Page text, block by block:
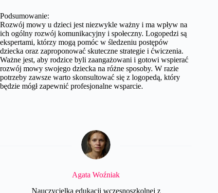
Podsumowanie:
Rozwój mowy u dzieci jest niezwykle ważny i ma wpływ na
ich ogólny rozwój komunikacyjny i społeczny. Logopedzi są
ekspertami, którzy mogą pomóc w śledzeniu postępów
dziecka oraz zaproponować skuteczne strategie i ćwiczenia.
Ważne jest, aby rodzice byli zaangażowani i gotowi wspierać
rozwój mowy swojego dziecka na różne sposoby. W razie
potrzeby zawsze warto skonsultować się z logopedą, który
będzie mógł zapewnić profesjonalne wsparcie.
Agata Woźniak
Nauczycielka edukacji wczesnoszkolnej z